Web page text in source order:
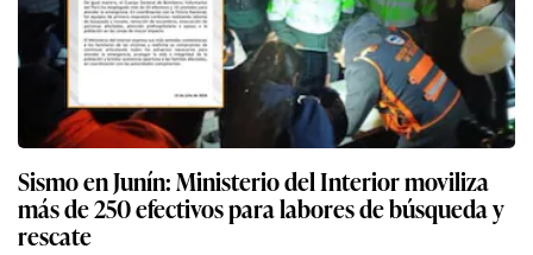
Sismo en Junín: Ministerio del Interior moviliza
más de 250 efectivos para labores de búsqueda y
rescate